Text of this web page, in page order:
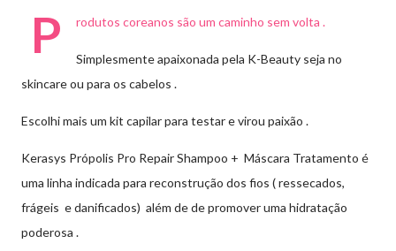
P rodutos coreanos são um caminho sem volta .
Simplesmente apaixonada pela K-Beauty seja no
skincare ou para os cabelos .
Escolhi mais um kit capilar para testar e virou paixão .
Kerasys Própolis Pro Repair Shampoo + Máscara Tratamento é
uma linha indicada para reconstrução dos fios ( ressecados,
frágeis e danificados) além de de promover uma hidratação
poderosa .